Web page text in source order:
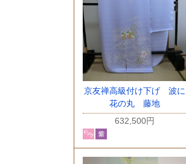
京友禅高級付け下げ 波に
花の丸 藤地
632,500円